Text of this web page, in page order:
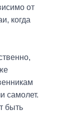
от
когда
самолет.
быть